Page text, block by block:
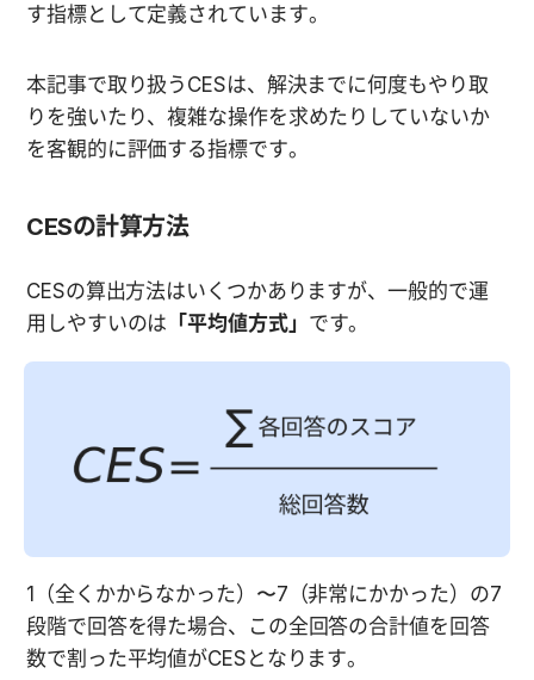
す指標として定義されています。
本記事で取り扱うCESは、解決までに何度もやり取
りを強いたり、複雑な操作を求めたりしていないか
を客観的に評価する指標です。
CESの計算方法
CESの算出方法はいくつかありますが、一般的で運
用しやすいのは 「平均値方式」 です。
1（全くかからなかった）〜7（非常にかかった）の7
段階で回答を得た場合、この全回答の合計値を回答
数で割った平均値がCESとなります。